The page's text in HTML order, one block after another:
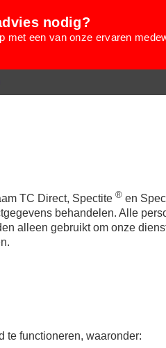
nodig?
met een van onze ervaren
TC Direct, Spectite ® en
behandelen. Alle
alleen gebruikt om onze
te functioneren, waaronder: